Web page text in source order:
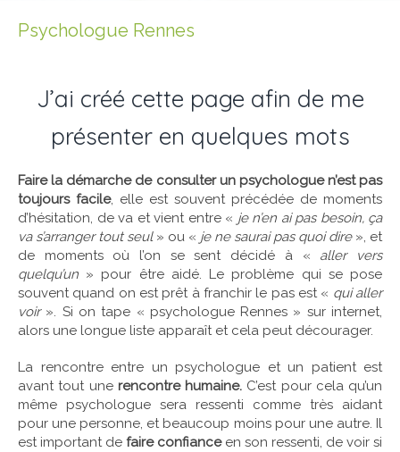
Psychologue Rennes
J’ai créé cette page afin de me
présenter en quelques mots
Faire la démarche de consulter un psychologue n’est pas
toujours facile, elle est souvent précédée de moments
d’hésitation, de va et vient entre « je n’en ai pas besoin, ça
va s’arranger tout seul » ou « je ne saurai pas quoi dire », et
de moments où l’on se sent décidé à « aller vers
quelqu’un » pour être aidé. Le problème qui se pose
souvent quand on est prêt à franchir le pas est « qui aller
voir». Si on tape « psychologue Rennes » sur internet,
alors une longue liste apparaît et cela peut décourager.
La rencontre entre un psychologue et un patient est
avant tout une rencontre humaine. C’est pour cela qu’un
même psychologue sera ressenti comme très aidant
pour une personne, et beaucoup moins pour une autre. Il
est important de faire confianceen son ressenti, de voir si